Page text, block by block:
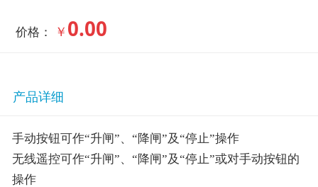
价格： ￥ 0.00
产品详细
手动按钮可作“升闸”、“降闸”及“停止”操作
无线遥控可作“升闸”、“降闸”及“停止”或对手动按钮的
操作